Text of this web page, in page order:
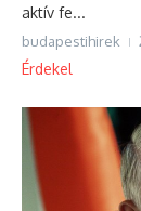
aktív fe...
budapestihirek
Érdekel